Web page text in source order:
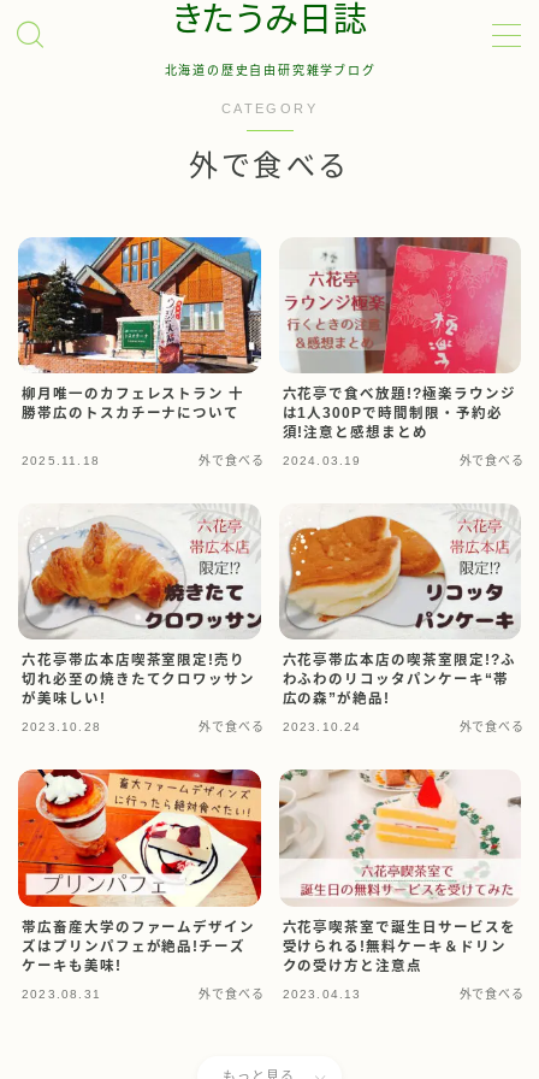
きたうみ日誌
北海道の歴史自由研究雑学ブログ
サイトマップ
CATEGORY
外で食べる
柳月唯一のカフェレストラン 十
勝帯広のトスカチーナについて
2025.11.18 外で食べる
六花亭で食べ放題!?極楽ラウンジ
は1人300Pで時間制限・予約必
須!注意と感想まとめ
2024.03.19 外で食べる
六花亭帯広本店喫茶室限定!売り
切れ必至の焼きたてクロワッサン
が美味しい!
2023.10.28 外で食べる
六花亭帯広本店の喫茶室限定!?ふ
わふわのリコッタパンケーキ“帯
広の森”が絶品!
2023.10.24 外で食べる
帯広畜産大学のファームデザイン
ズはプリンパフェが絶品!チーズ
ケーキも美味!
2023.08.31 外で食べる
六花亭喫茶室で誕生日サービスを
受けられる!無料ケーキ＆ドリン
クの受け方と注意点
2023.04.13 外で食べる